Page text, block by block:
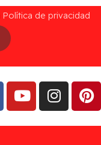
Política de privacidad